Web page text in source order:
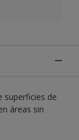
superficies de
áreas sin